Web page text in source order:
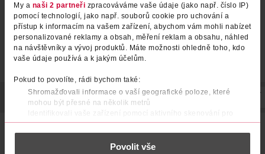
My a naši 2 partneři zpracováváme vaše údaje (jako např. číslo IP)
pomocí technologií, jako např. souborů cookie pro uchování a
přístup k informacím na vašem zařízení, abychom vám mohli nabízet
personalizované reklamy a obsah, měření reklam a obsahu, náhled
na návštěvníky a vývoj produktů. Máte možnosti ohledně toho, kdo
vaše údaje používá a k jakým účelům.
Pokud to povolíte, rádi bychom také:
Shromažďovali informace o vaší geografické poloze, které
mohou být přesné na několik metrů
Identifikovali vaše zařízení pomocí aktivního skenování pro
konkrétní charakteristiky (otisk prstu)
Zjistěte více o tom, jak zpracováváme vaše osobní údaje, a nastavte
části s podrobnostmi . Svůj souhlas můžete kdykoliv
Povolit vše
DO KOŠÍKU
Obj. č.: 1265576
DO KOŠÍKU
Obj. č.: 1366020
POPIS POUŽITÍ SLOŽENÍ SKLADOVÁNÍ UPOZORNĚNÍ
Zubní pasta parodontax Posílení a ochrana dásní Fresh